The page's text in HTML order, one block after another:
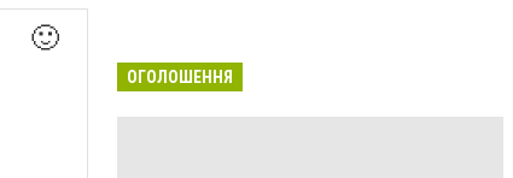
🙂
ОГОЛОШЕННЯ